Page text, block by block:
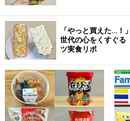
ほんのり酸味がきいたミルキーな味
クリームはホイップクリームと
軽くなめらかな口どけ。チーズ
みとミルク感があって生クリーム
あるので、たっぷりとスコーン
「やっと買えた…！
世代の心をくすぐる
ツ実食リポ